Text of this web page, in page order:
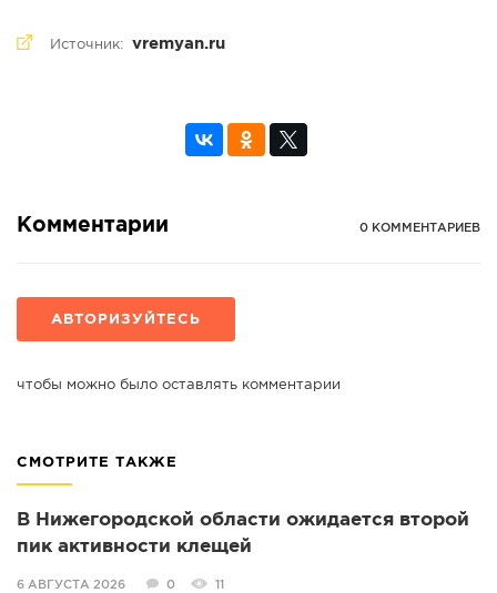
Источник: vremyan.ru
Комментарии 0 КОММЕНТАРИЕВ
АВТОРИЗУЙТЕСЬ
чтобы можно было оставлять комментарии
СМОТРИТЕ ТАКЖЕ
В Нижегородской области ожидается второй
пик активности клещей
6 АВГУСТА 2026 0 11